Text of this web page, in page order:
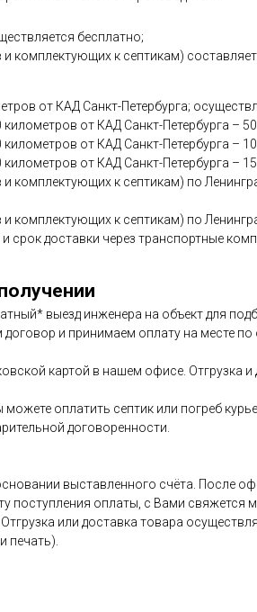
бесплатно;
к септикам) составляет
от КАД Санкт-Петербурга;
от КАД Санкт-Петербурга –
от КАД Санкт-Петербурга –
от КАД Санкт-Петербурга –
к септикам) по
к септикам) по
срок доставки через транспортные
выезд инженера на объект для
и принимаем оплату на месте
картой в нашем офисе. Отгрузка
оплатить септик или погреб
договоренности.
выставленного счёта. После
оплаты, с Вами свяжется
или доставка товара
печать).